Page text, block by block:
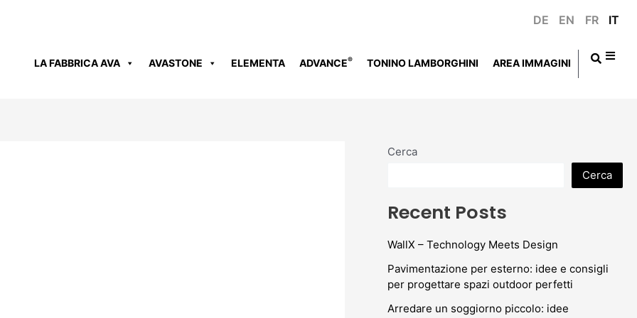
DE EN FR IT
LA FABBRICA AVA AVASTONE ELEMENTA ADVANCE® TONINO LAMBORGHINI AREA IMMAGINI
Cerca
Cerca
Recent Posts
WallX – Technology Meets Design
Pavimentazione per esterno: idee e consigli
per progettare spazi outdoor perfetti
Arredare un soggiorno piccolo: idee